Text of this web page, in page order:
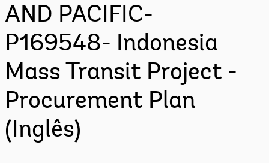
AND PACIFIC-
P169548- Indonesia
Mass Transit Project -
Procurement Plan
(Inglês)